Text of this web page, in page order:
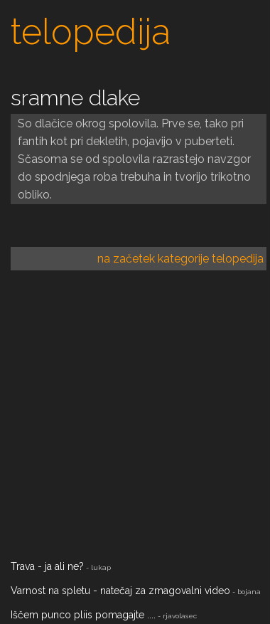
telopedija
sramne dlake
So dlačice okrog spolovila. Prve se, tako pri
fantih kot pri dekletih, pojavijo v puberteti.
Sčasoma se od spolovila razrastejo navzgor
do spodnjega roba trebuha in tvorijo trikotno
obliko.
na začetek kategorije telopedija
Trava - ja ali ne? - lukap
Varnost na spletu - natečaj za zmagovalni video - bojana
Iščem punco pliis pomagajte .... - rjavolasec